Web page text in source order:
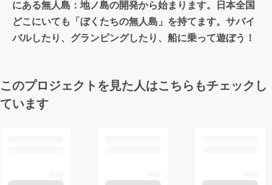
にある無人島：地ノ島の開発から始まります。日本全国
どこにいても「ぼくたちの無人島」を持てます。サバイ
バルしたり、グランピングしたり、船に乗って遊ぼう！
このプロジェクトを見た人はこちらもチェックし
ています